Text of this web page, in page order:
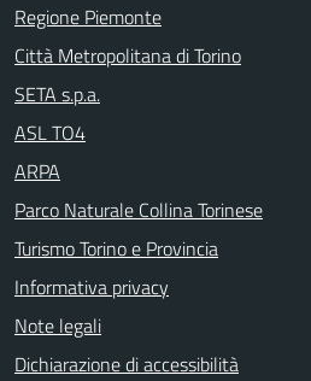
Regione Piemonte
Città Metropolitana di Torino
SETA s.p.a.
ASL TO4
ARPA
Parco Naturale Collina Torinese
Turismo Torino e Provincia
Informativa privacy
Note legali
Dichiarazione di accessibilità